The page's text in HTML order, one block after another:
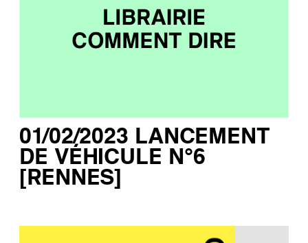
01/02/2023 LANCEMENT
DE VÉHICULE N°6
[RENNES]